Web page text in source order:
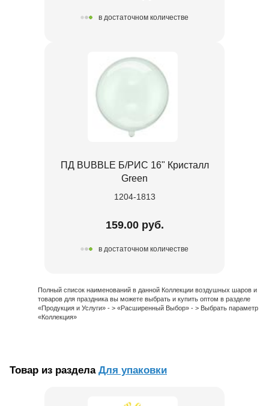
в достаточном количестве
ПД BUBBLE Б/РИС 16" Кристалл
Green
1204-1813
159.00 руб.
в достаточном количестве
Полный список наименований в данной Коллекции воздушных шаров и
товаров для праздника вы можете выбрать и купить оптом в разделе
«Продукция и Услуги» - > «Расширенный Выбор» - > Выбрать параметр
«Коллекция»
Товар из раздела Для упаковки